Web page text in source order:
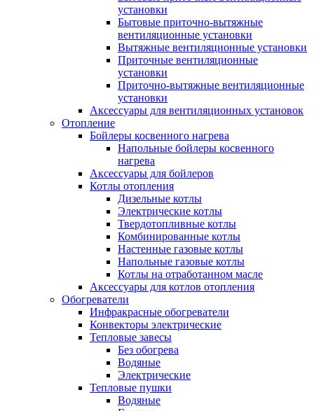
установки
Бытовые приточно-вытяжные
вентиляционные установки
Вытяжные вентиляционные установки
Приточные вентиляционные
установки
Приточно-вытяжные вентиляционные
установки
Аксессуары для вентиляционных установок
Отопление
Бойлеры косвенного нагрева
Напольные бойлеры косвенного
нагрева
Аксессуары для бойлеров
Котлы отопления
Дизельные котлы
Электрические котлы
Твердотопливные котлы
Комбинированные котлы
Настенные газовые котлы
Напольные газовые котлы
Котлы на отработанном масле
Аксессуары для котлов отопления
Обогреватели
Инфракрасные обогреватели
Конвекторы электрические
Тепловые завесы
Без обогрева
Водяные
Электрические
Тепловые пушки
Водяные